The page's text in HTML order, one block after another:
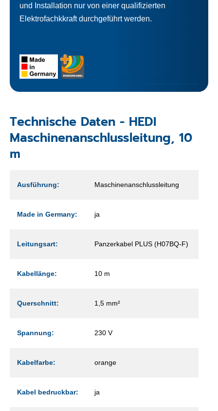
und Installation nur von einer qualifizierten
Elektrofachkkraft durchgeführt werden.
Technische Daten - HEDI
Maschinenanschlussleitung, 10
m
Ausführung: Maschinenanschlussleitung
Made in Germany: ja
Leitungsart: Panzerkabel PLUS (H07BQ-F)
Kabellänge: 10 m
Querschnitt: 1,5 mm²
Spannung: 230 V
Kabelfarbe: orange
Kabel bedruckbar: ja